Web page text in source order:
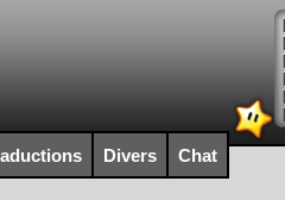
Divers Chat